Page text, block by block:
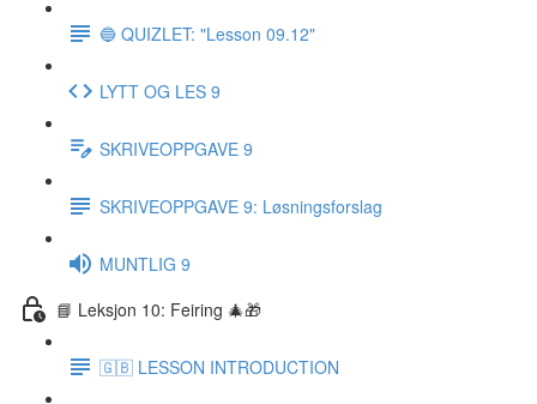
🔵 QUIZLET: "Lesson 09.12"
LYTT OG LES 9
SKRIVEOPPGAVE 9
SKRIVEOPPGAVE 9: Løsningsforslag
MUNTLIG 9
📘 Leksjon 10: Feiring 🎄🎁
🇬🇧 LESSON INTRODUCTION